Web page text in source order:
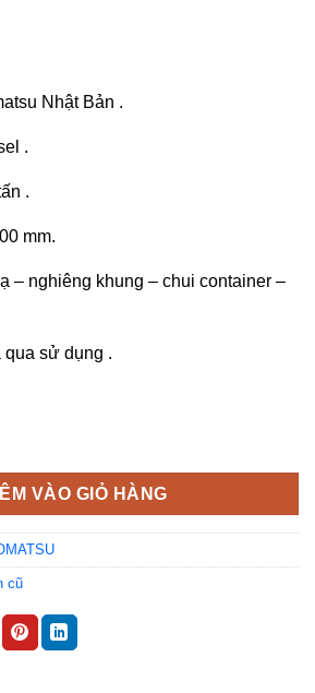
Nhật Bản .
.
.
mm.
– nghiêng khung – chui container –
qua sử dụng .
14 chui container dịch giá số lượng
VÀO GIỎ HÀNG
cũ